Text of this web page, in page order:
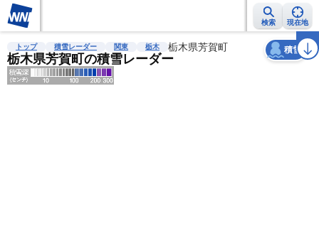
検索 現在地
雨雲レーダー 台風情報 地震情報 警報・注意報 2週間天気 ラ
トップ 積雪レーダー 関東 栃木 栃木県芳賀町
栃木県芳賀町の積雪レーダー
積雪
天気 台風